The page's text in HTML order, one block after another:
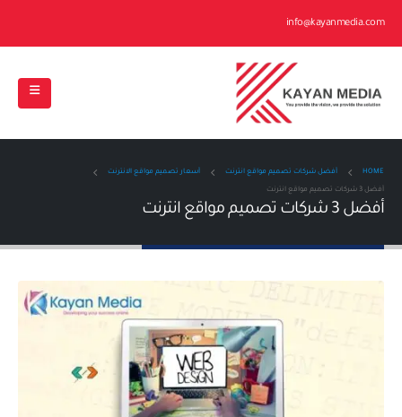
info@kayanmedia.com
HOME أفضل شركات تصميم مواقع انترنت أسعار تصميم مواقع الانترنت
أفضل 3 شركات تصميم مواقع انترنت
أفضل 3 شركات تصميم مواقع انترنت